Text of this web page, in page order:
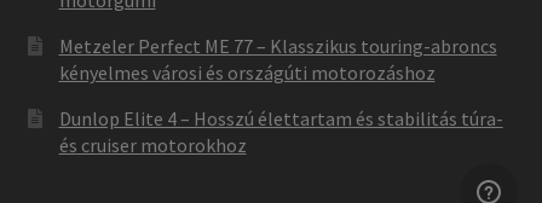
Metzeler Perfect ME 77 – Klasszikus touring-abroncs
kényelmes városi és országúti motorozáshoz
Dunlop Elite 4 – Hosszú élettartam és stabilitás túra-
és cruiser motorokhoz